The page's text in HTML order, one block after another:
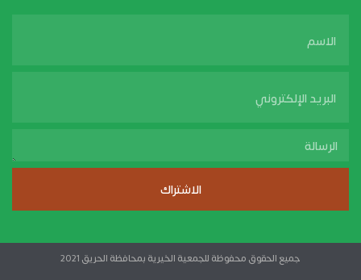
massage
الاشتراك
جميع الحقوق محفوظة للجمعية الخيرية بمحافظة الحريق 2021